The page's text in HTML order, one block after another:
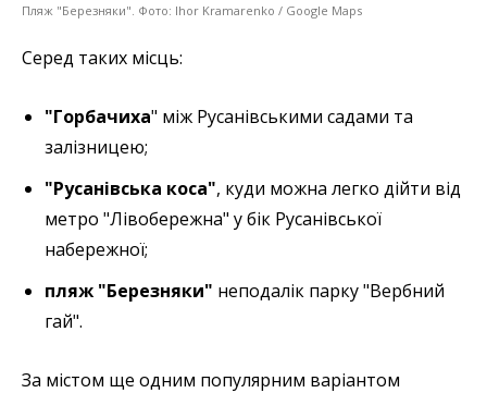
Пляж "Березняки". Фото: Ihor Kramarenko / Google Maps
Серед таких місць:
"Горбачиха" між Русанівськими садами та
залізницею;
"Русанівська коса", куди можна легко дійти від
метро "Лівобережна" у бік Русанівської
набережної;
пляж "Березняки" неподалік парку "Вербний
гай".
За містом ще одним популярним варіантом